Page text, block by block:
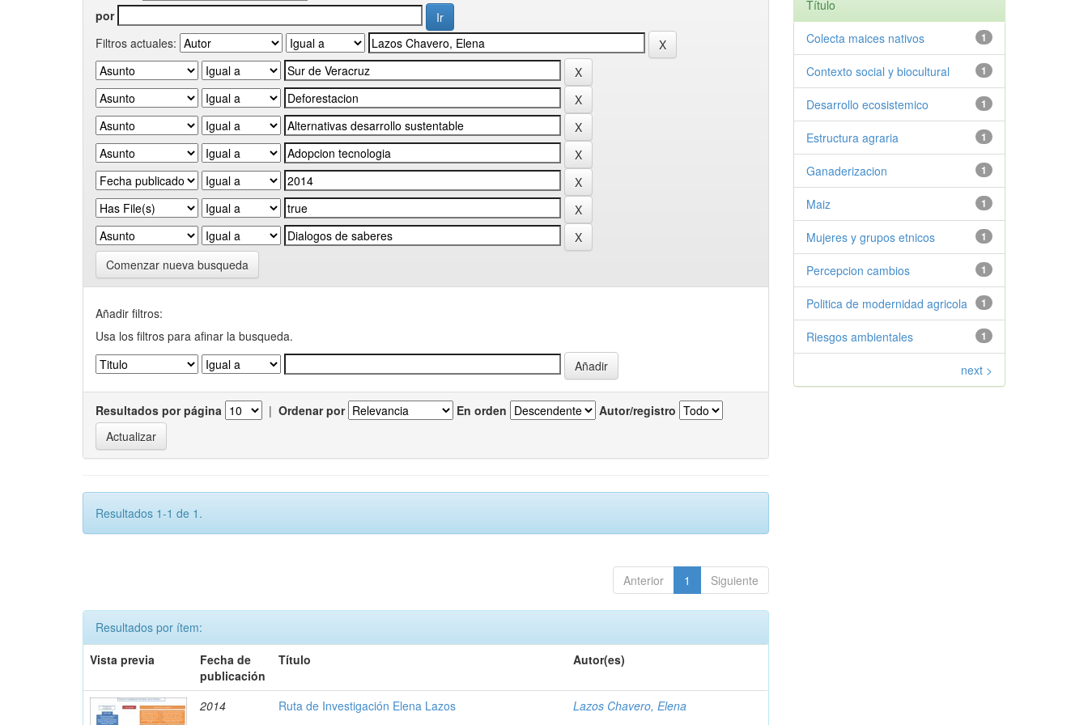
por
Filtros actuales:
Comenzar nueva busqueda
Añadir filtros:
Usa los filtros para afinar la busqueda.
Resultados por página | Ordenar por En orden Autor/registro
Resultados 1-1 de 1.
Anterior 1 Siguiente
Resultados por ítem:
Vista previa
Fecha de
publicación
Título Autor(es)
2014 Ruta de Investigación Elena Lazos Lazos Chavero, Elena
Título
1
Colecta maices nativos
1
Contexto social y biocultural
1
Desarrollo ecosistemico
1
Estructura agraria
1
Ganaderizacion
1
Maiz
1
Mujeres y grupos etnicos
1
Percepcion cambios
1
Politica de modernidad agricola
1
Riesgos ambientales
next >